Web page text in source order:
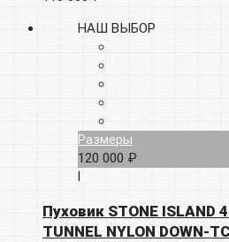
НАШ ВЫБОР
Размеры
120 000 ₽
Пуховик STONE ISLAND
TUNNEL NYLON DOWN-TC